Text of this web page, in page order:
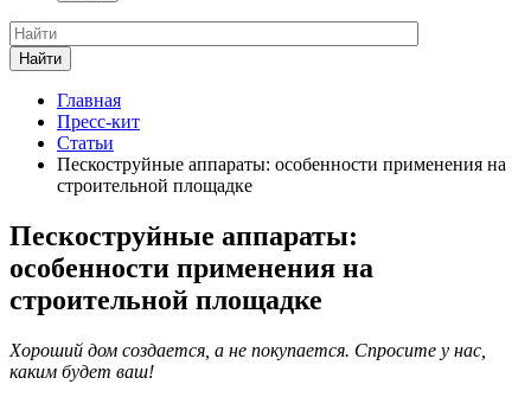
Найти
Главная
Пресс-кит
Статьи
Пескоструйные аппараты: особенности применения на
строительной площадке
Пескоструйные аппараты:
особенности применения на
строительной площадке
Хороший дом создается, а не покупается. Спросите у нас,
каким будет ваш!